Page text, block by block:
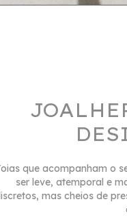
que acompanham o
ser leve, atemporal e
mas cheios de